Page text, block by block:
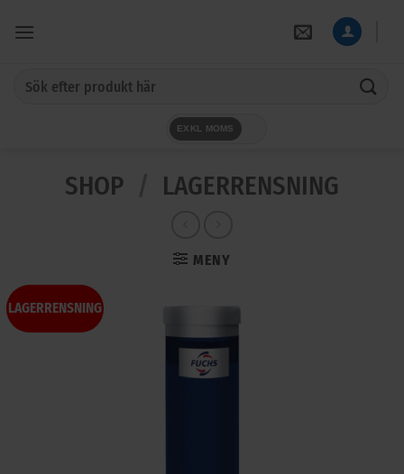
EXKL MOMS
SHOP LAGERRENSNING
MENY
LAGERRENSNING